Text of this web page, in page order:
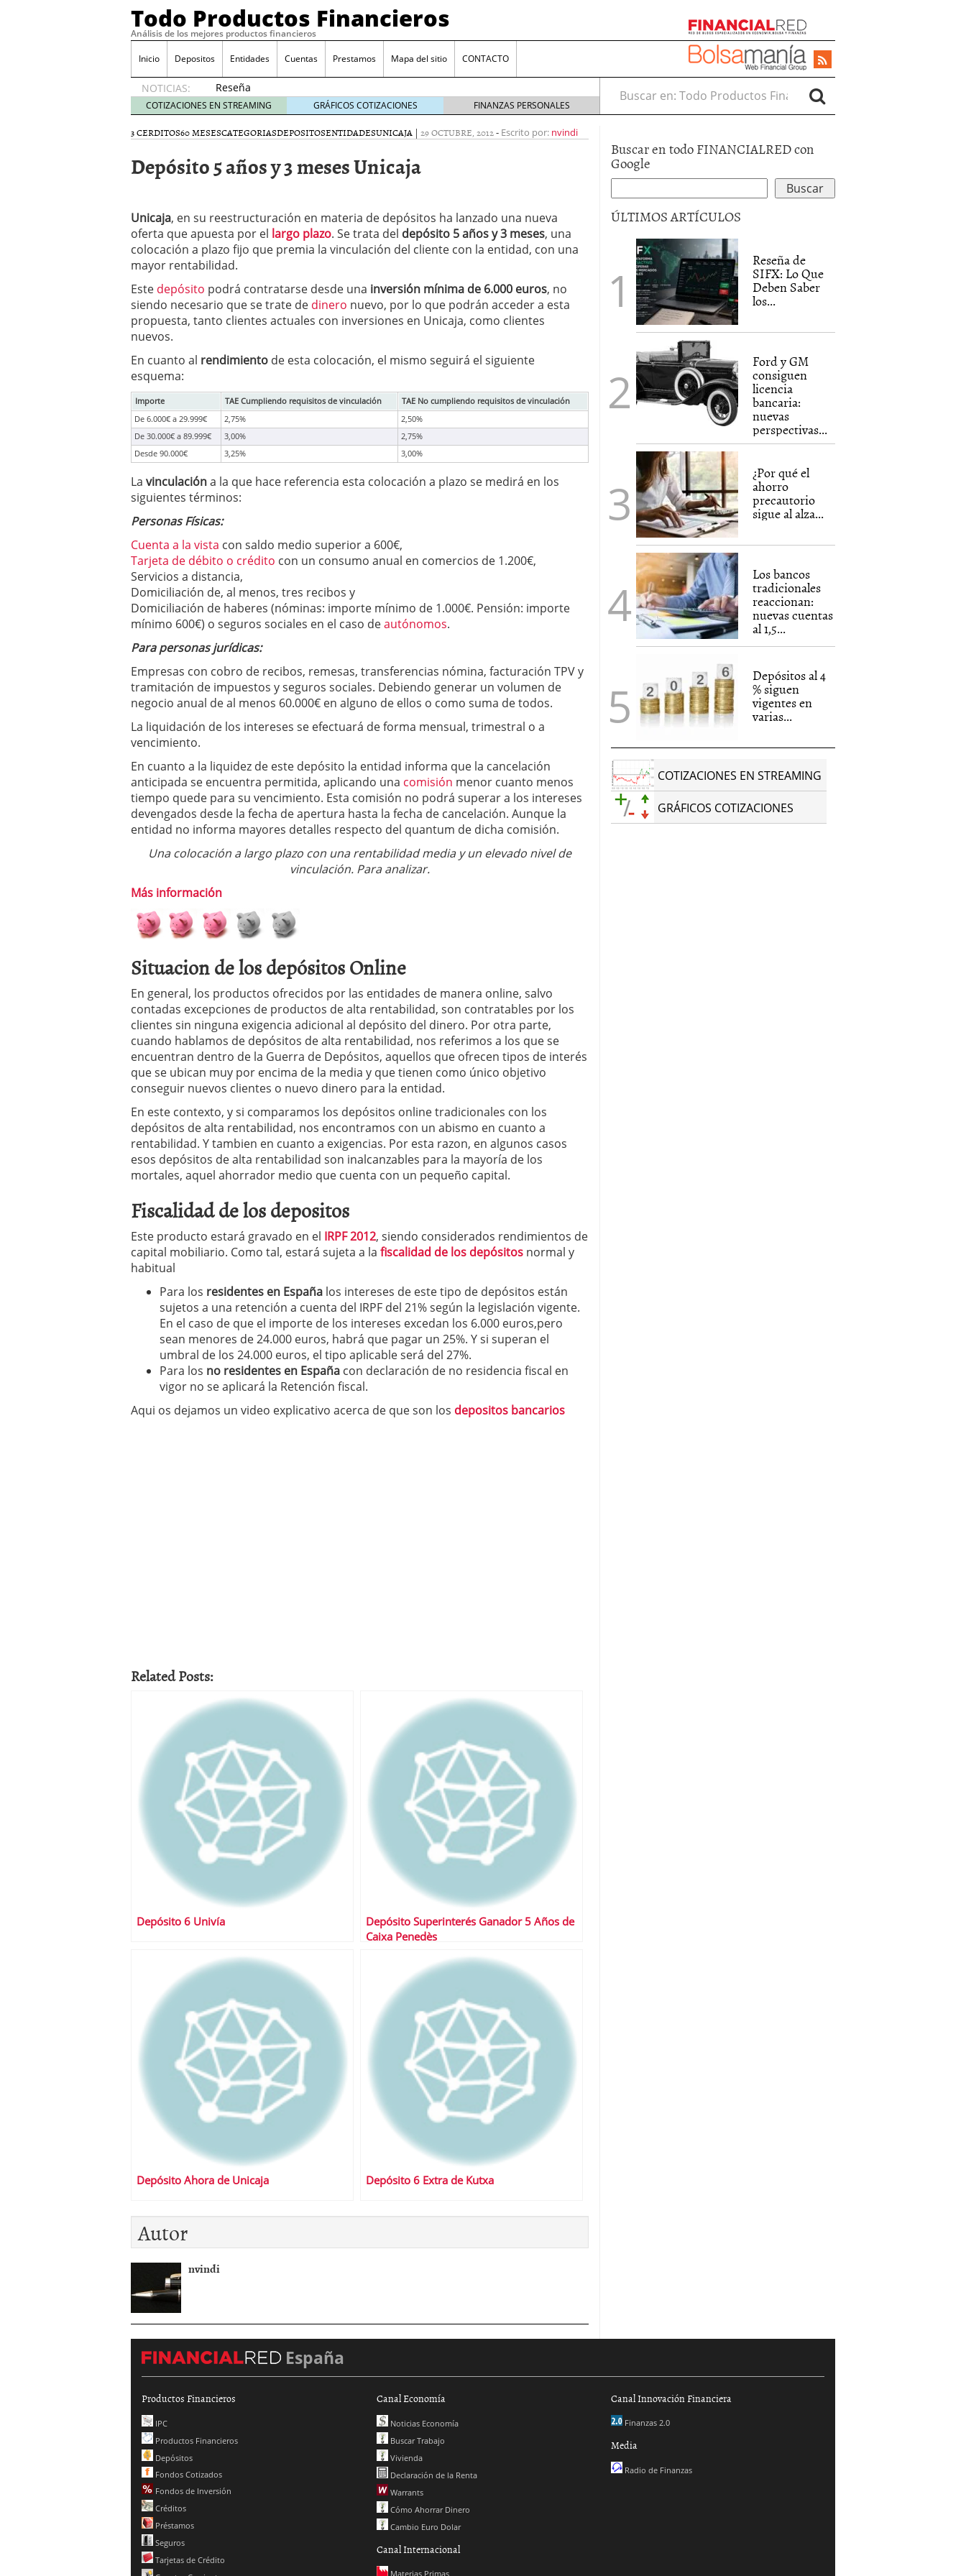
Todo Productos Financieros
Análisis de los mejores productos financieros
Inicio Depositos Entidades Cuentas Prestamos Mapa del sitio CONTACTO
NOTICIAS:
Reseña
de SIFX:
Lo Que
Deben
los
Traders
Operar
29/06/2026
Ford y GM consiguen licencia bancaria: nuevas perspectivas para productos
financieros ligados al sector automotriz
¿Por qué el ahorro precautorio sigue al alza entre los hogares?
Los bancos tradicionales reaccionan: nuevas cuentas al 1,5 % tras la
presión de los neobancos 12/01/2026
Depósitos al 4 % siguen vigentes en varias entidades: ¿qué plazos y
COTIZACIONES EN STREAMING GRÁFICOS COTIZACIONES FINANZAS PERSONALES
Buscar en:
3 CERDITOS60 MESESCATEGORIASDEPOSITOSENTIDADESUNICAJA | 29 OCTUBRE, 2012- Escrito por: nvindi
Depósito 5 años y 3 meses Unicaja
Unicaja, en su reestructuración en materia de depósitos ha lanzado una nueva
oferta que apuesta por el largo plazo. Se trata del depósito 5 años y 3 meses, una
colocación a plazo fijo que premia la vinculación del cliente con la entidad, con una
mayor rentabilidad.
Este depósito podrá contratarse desde una inversión mínima de 6.000 euros, no
siendo necesario que se trate de dinero nuevo, por lo que podrán acceder a esta
propuesta, tanto clientes actuales con inversiones en Unicaja, como clientes
nuevos.
En cuanto al rendimiento de esta colocación, el mismo seguirá el siguiente
esquema:
Importe TAE Cumpliendo requisitos de vinculación
TAE No cumpliendo requisitos de vinculación
De 6.000€ a 29.999€
2,75%
2,50%
De 30.000€ a 89.999€
3,00%
2,75%
Desde 90.000€
3,25% 3,00%
La vinculacióna la que hace referencia esta colocación a plazo se medirá en los
siguientes términos:
Personas Físicas:
Cuenta a la vista con saldo medio superior a 600€,
Tarjeta de débito o crédito con un consumo anual en comercios de 1.200€,
Servicios a distancia,
Domiciliación de, al menos, tres recibos y
Domiciliación de haberes (nóminas: importe mínimo de 1.000€. Pensión: importe
mínimo 600€) o seguros sociales en el caso deautónomos.
Para personas jurídicas:
Empresas con cobro de recibos, remesas, transferencias nómina, facturación TPV y
tramitación de impuestos y seguros sociales. Debiendo generar un volumen de
negocio anual de al menos 60.000€ en alguno de ellos o como suma de todos.
La liquidación de los intereses se efectuará de forma mensual, trimestral o a
vencimiento.
En cuanto a la liquidez de este depósito la entidad informa que la cancelación
anticipada se encuentra permitida, aplicando una comisión menor cuanto menos
tiempo quede para su vencimiento. Esta comisión no podrá superar a los intereses
devengados desde la fecha de apertura hasta la fecha de cancelación. Aunque la
entidad no informa mayores detalles respecto del quantum de dicha comisión.
Una colocación a largo plazo con una rentabilidad media y un elevado nivel de
vinculación. Para analizar.
Más información
Situacion de los depósitos Online
En general, los productos ofrecidos por las entidades de manera online, salvo
contadas excepciones de productos de alta rentabilidad, son contratables por los
clientes sin ninguna exigencia adicional al depósito del dinero. Por otra parte,
cuando hablamos de depósitos de alta rentabilidad, nos referimos a los que se
encuentran dentro de la Guerra de Depósitos, aquellos que ofrecen tipos de interés
que se ubican muy por encima de la media y que tienen como único objetivo
conseguir nuevos clientes o nuevo dinero para la entidad.
En este contexto, y si comparamos los depósitos online tradicionales con los
depósitos de alta rentabilidad, nos encontramos con un abismo en cuanto a
rentabilidad. Y tambien en cuanto a exigencias. Por esta razon, en algunos casos
esos depósitos de alta rentabilidad son inalcanzables para la mayoría de los
mortales, aquel ahorrador medio que cuenta con un pequeño capital.
Fiscalidad de los depositos
Este producto estará gravado en el IRPF 2012, siendo considerados rendimientos de
capital mobiliario. Como tal, estará sujeta a la fiscalidad de los depósitos normal y
habitual
Para los residentes en España los intereses de este tipo de depósitos están
sujetos a una retención a cuenta del IRPF del 21% según la legislación vigente.
En el caso de que el importe de los intereses excedan los 6.000 euros,pero
sean menores de 24.000 euros, habrá que pagar un 25%. Y si superan el
umbral de los 24.000 euros, el tipo aplicable será del 27%.
Para los no residentes en España con declaración de no residencia fiscal en
vigor no se aplicará la Retención fiscal.
Aqui os dejamos un video explicativo acerca de que son los depositos bancarios
Related Posts:
Depósito 6 Univía
Depósito Superinterés Ganador 5 Años de
Caixa Penedès
Depósito Ahora de Unicaja Depósito 6 Extra de Kutxa
Autor
nvindi
Buscar en todo FINANCIALRED con
Google
ÚLTIMOS ARTÍCULOS
Reseña de
SIFX: Lo Que
Deben Saber
los...
Ford y GM
consiguen
licencia
bancaria:
nuevas
perspectivas...
¿Por qué el
ahorro
precautorio
sigue al alza...
Los bancos
tradicionales
reaccionan:
nuevas cuentas
al 1,5...
Depósitos al 4
% siguen
vigentes en
varias...
COTIZACIONES EN STREAMING
GRÁFICOS COTIZACIONES
España
Productos Financieros
IPC
Productos Financieros
Depósitos
Fondos Cotizados
Fondos de Inversión
Créditos
Préstamos
Seguros
Tarjetas de Crédito
Canal Economía
Noticias Economía
Buscar Trabajo
Vivienda
Declaración de la Renta
Warrants
Cómo Ahorrar Dinero
Cambio Euro Dolar
Canal Internacional
Materias Primas
Canal Innovación Financiera
Finanzas 2.0
Media
Radio de Finanzas